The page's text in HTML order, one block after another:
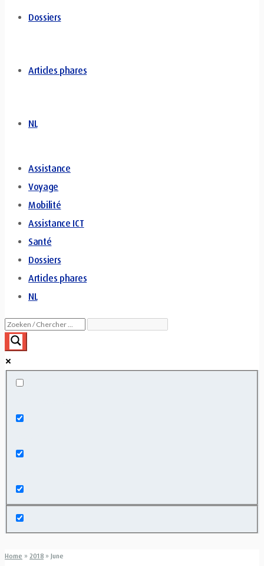
Dossiers
Articles phares
NL
Assistance
Voyage
Mobilité
Assistance ICT
Santé
Dossiers
Articles phares
NL
Home » 2018 » June